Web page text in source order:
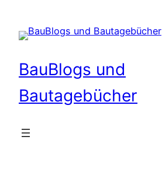
Inhalt
springen
BauBlogs und
Bautagebücher